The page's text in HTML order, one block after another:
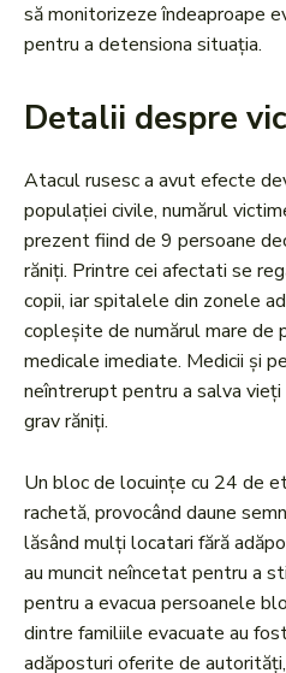
să monitorizeze îndeaproape
pentru a detensiona situația.
Detalii despre
Atacul rusesc a avut efecte
populației civile, numărul
prezent fiind de 9 persoane
răniți. Printre cei afectati se
copii, iar spitalele din zonele
copleșite de numărul mare de
medicale imediate. Medicii și
neîntrerupt pentru a salva
grav răniți.
Un bloc de locuințe cu 24 de
rachetă, provocând daune
lăsând mulți locatari fără
au muncit neîncetat pentru a
pentru a evacua persoanele
dintre familiile evacuate au
adăposturi oferite de